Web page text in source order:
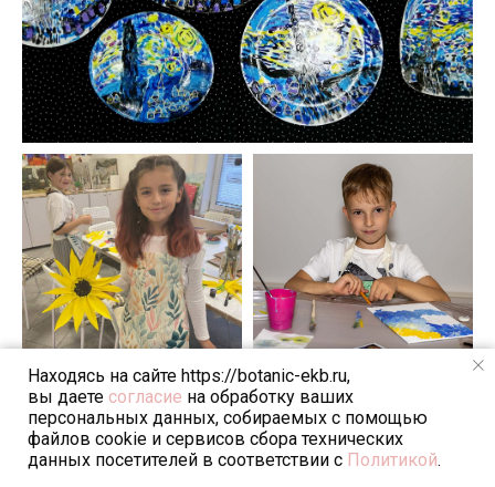
Находясь на сайте https://botanic-ekb.ru,
вы даете согласие на обработку ваших
персональных данных, собираемых с помощью
файлов cookie и сервисов сбора технических
данных посетителей в соответствии с Политикой.
Направления
Мастера
О студии
Контакты
Бесплатный урок
Реквизиты: ООО "Центр Креативного
Развития"
ИНН/КПП 6685231783/668501001
ОГРН 1269600006455
© 2022-2026 Политика конфиденциальности
Разработка сайта
Договор публичной оферты
Пользовательское Соглашение
Министерство просвещения РФ